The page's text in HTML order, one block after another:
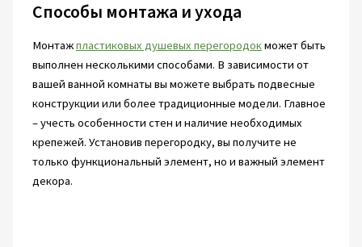
Способы монтажа и ухода
Монтажпластиковых душевых перегородокможет быть
выполнен несколькими способами. В зависимости от
вашей ванной комнаты вы можете выбрать подвесные
конструкции или более традиционные модели. Главное
– учесть особенности стен и наличие необходимых
крепежей. Установив перегородку, вы получите не
только функциональный элемент, но и важный элемент
декора.